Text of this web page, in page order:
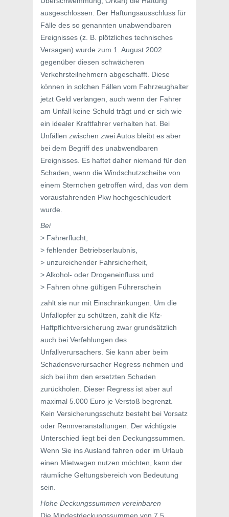
ausgeschlossen. Der Haftungsausschluss für
Fälle des so genannten unabwendbaren
Ereignisses (z. B. plötzliches technisches
Versagen) wurde zum 1. August 2002
gegenüber diesen schwächeren
Verkehrsteilnehmern abgeschafft. Diese
können in solchen Fällen vom Fahrzeughalter
jetzt Geld verlangen, auch wenn der Fahrer
am Unfall keine Schuld trägt und er sich wie
ein idealer Kraftfahrer verhalten hat. Bei
Unfällen zwischen zwei Autos bleibt es aber
bei dem Begriff des unabwendbaren
Ereignisses. Es haftet daher niemand für den
Schaden, wenn die Windschutzscheibe von
einem Sternchen getroffen wird, das von dem
vorausfahrenden Pkw hochgeschleudert
wurde.
Bei
> Fahrerflucht,
> fehlender Betriebserlaubnis,
> unzureichender Fahrsicherheit,
> Alkohol- oder Drogeneinfluss und
> Fahren ohne gültigen Führerschein
zahlt sie nur mit Einschränkungen. Um die
Unfallopfer zu schützen, zahlt die Kfz-
Haftpflichtversicherung zwar grundsätzlich
auch bei Verfehlungen des
Unfallverursachers. Sie kann aber beim
Schadensverursacher Regress nehmen und
sich bei ihm den ersetzten Schaden
zurückholen. Dieser Regress ist aber auf
maximal 5.000 Euro je Verstoß begrenzt.
Kein Versicherungsschutz besteht bei Vorsatz
oder Rennveranstaltungen. Der wichtigste
Unterschied liegt bei den Deckungssummen.
Wenn Sie ins Ausland fahren oder im Urlaub
einen Mietwagen nutzen möchten, kann der
räumliche Geltungsbereich von Bedeutung
sein.
Hohe Deckungssummen vereinbaren